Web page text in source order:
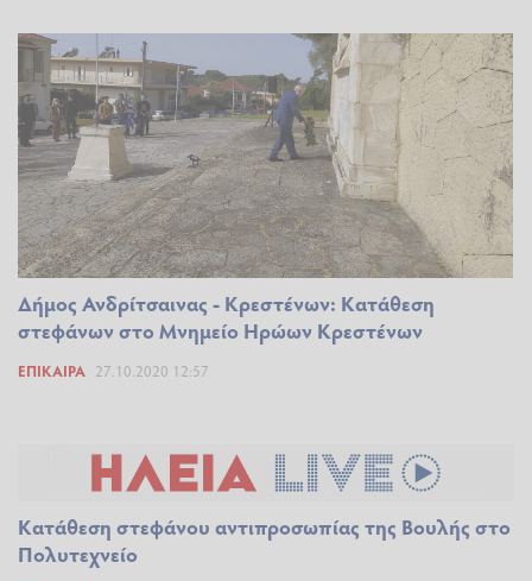
Δήμος Ανδρίτσαινας - Κρεστένων: Κατάθεση
στεφάνων στο Μνημείο Ηρώων Κρεστένων
ΕΠΊΚΑΙΡΑ 27.10.2020 12:57
Κατάθεση στεφάνου αντιπροσωπίας της Βουλής στο
Πολυτεχνείο